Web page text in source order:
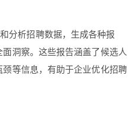
分析招聘数据，生成各种报
洞察。这些报告涵盖了候选人
等信息，有助于企业优化招聘